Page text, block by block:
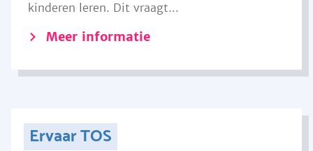
kinderen leren. Dit vraagt...
Meer informatie
Ervaar TOS